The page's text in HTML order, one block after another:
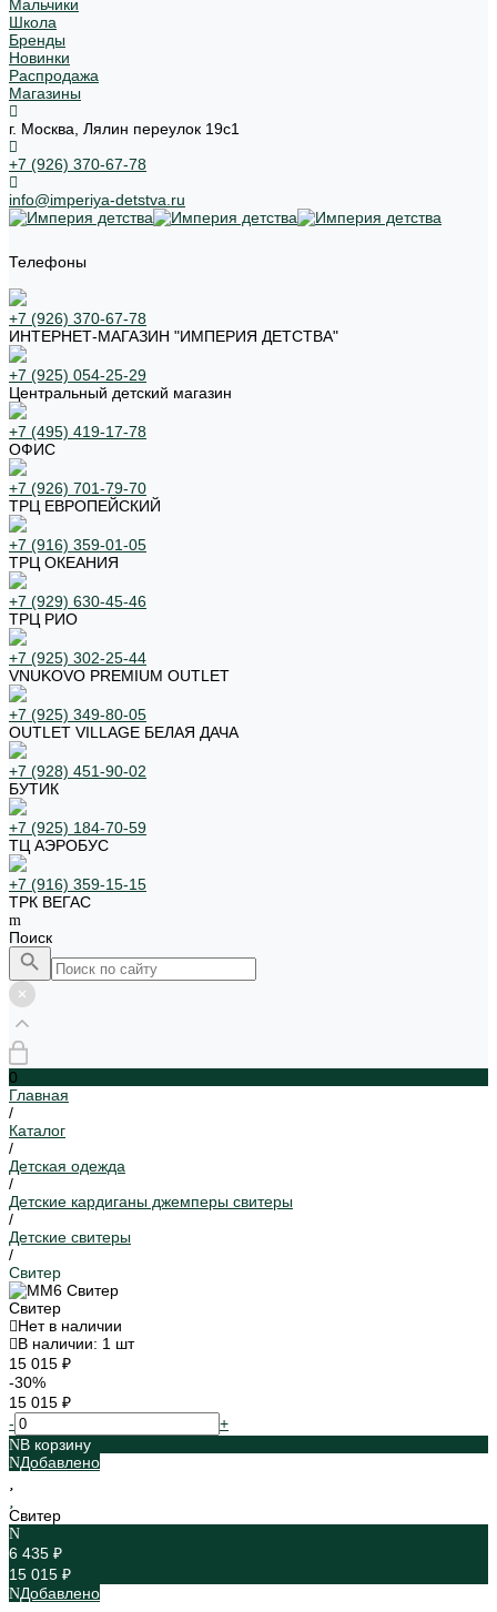
Мальчики
Школа
Бренды
Новинки
Распродажа
Магазины
г. Москва, Лялин переулок 19с1
+7 (926) 370-67-78
info@imperiya-detstva.ru
Телефоны
+7 (926) 370-67-78
ИНТЕРНЕТ-МАГАЗИН "ИМПЕРИЯ ДЕТСТВА"
+7 (925) 054-25-29
Центральный детский магазин
+7 (495) 419-17-78
ОФИС
+7 (926) 701-79-70
ТРЦ ЕВРОПЕЙСКИЙ
+7 (916) 359-01-05
ТРЦ ОКЕАНИЯ
+7 (929) 630-45-46
ТРЦ РИО
+7 (925) 302-25-44
VNUKOVO PREMIUM OUTLET
+7 (925) 349-80-05
OUTLET VILLAGE БЕЛАЯ ДАЧА
+7 (928) 451-90-02
БУТИК
+7 (925) 184-70-59
ТЦ АЭРОБУС
+7 (916) 359-15-15
ТРК ВЕГАС
Поиск
0
Главная
/
Каталог
/
Детская одежда
/
Детские кардиганы джемперы свитеры
/
Детские свитеры
/
Свитер
Свитер
Нет в наличии
В наличии: 1 шт
15 015 ₽
-30%
15 015 ₽
-
+
В корзину
Добавлено
Свитер
6 435 ₽
15 015 ₽
Добавлено